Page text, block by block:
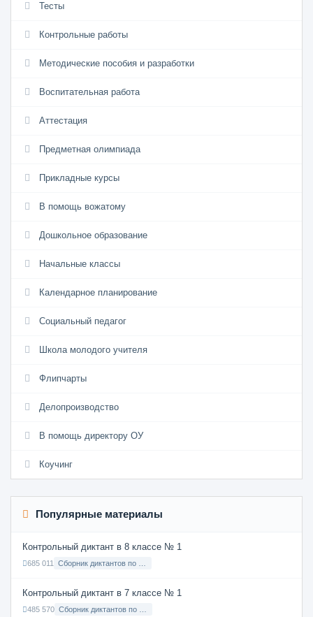
Тесты
Контрольные работы
Методические пособия и разработки
Воспитательная работа
Аттестация
Предметная олимпиада
Прикладные курсы
В помощь вожатому
Дошкольное образование
Начальные классы
Календарное планирование
Социальный педагог
Школа молодого учителя
Флипчарты
Делопроизводство
В помощь директору ОУ
Коучинг
Популярные материалы
Контрольный диктант в 8 классе № 1
685 011
Контрольный диктант в 7 классе № 1
485 570